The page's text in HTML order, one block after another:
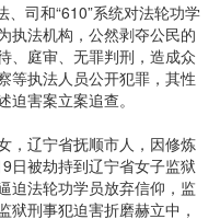
司和“610”系统对法轮功学
执法机构，公然剥夺公民的
、庭审、无罪判刑，造成众
等执法人员公开犯罪，其性
害案立案追查。
，辽宁省抚顺市人，因修炼
日被劫持到辽宁省女子监狱
迫法轮功学员放弃信仰，监
狱刑事犯迫害折磨赫立中，